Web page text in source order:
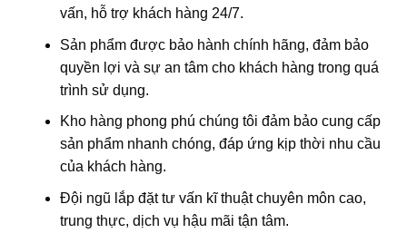
vấn, hỗ trợ khách hàng 24/7.
Sản phẩm được bảo hành chính hãng, đảm bảo
quyền lợi và sự an tâm cho khách hàng trong quá
trình sử dụng.
Kho hàng phong phú chúng tôi đảm bảo cung cấp
sản phẩm nhanh chóng, đáp ứng kịp thời nhu cầu
của khách hàng.
Đội ngũ lắp đặt tư vấn kĩ thuật chuyên môn cao,
trung thực, dịch vụ hậu mãi tận tâm.